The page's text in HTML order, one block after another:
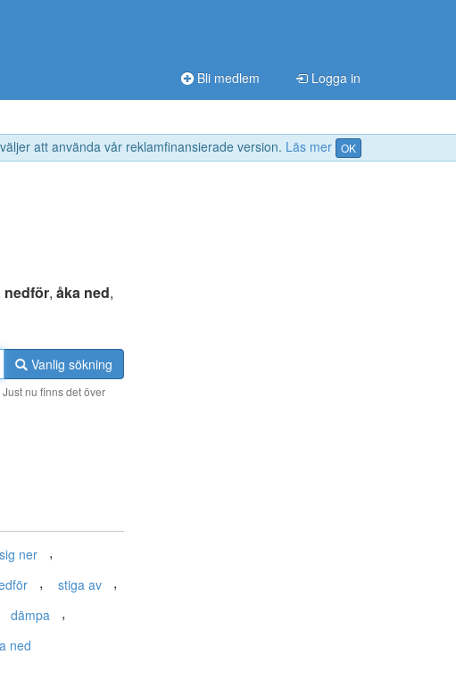
att använda vår reklamfinansierade version. Läs mer OK
Bli medlem Logga in
nedför, åka ned,
Vanlig sökning
nu finns det över
ner ,
, stiga av ,
dämpa ,
ned